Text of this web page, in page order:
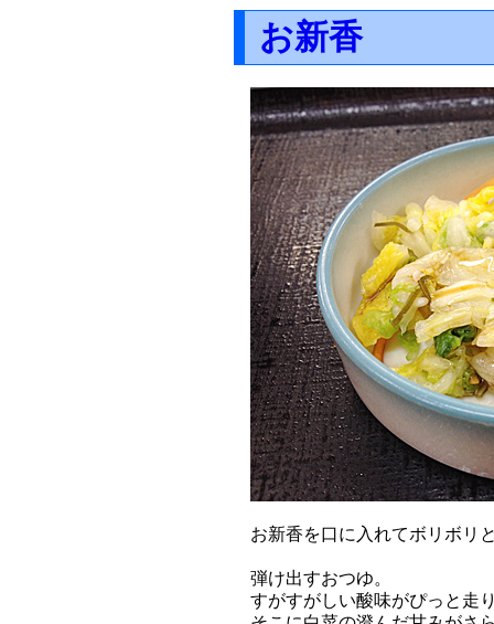
お新香
お新香を口に入れてボリボリ
弾け出すおつゆ。
すがすがしい酸味がぴっと走